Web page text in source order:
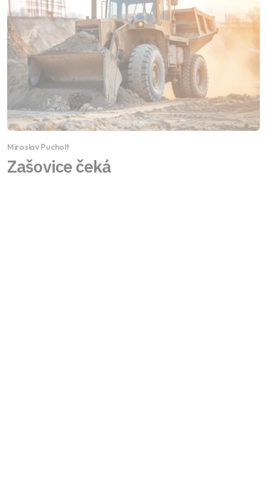
Miroslav Pucholt
Zašovice čeká